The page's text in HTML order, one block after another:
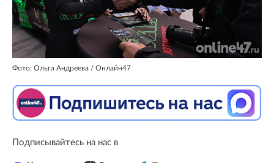
Фото: Ольга Андреева / Онлайн47
Подписывайтесь на нас в